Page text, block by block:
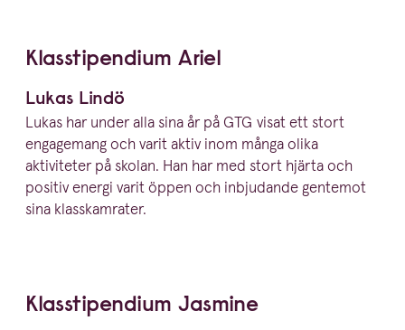
Klassti­pendium Ariel
Lukas Lindö
Lukas har under alla sina år på GTG visat ett stort
engagemang och varit aktiv inom många olika
aktiviteter på skolan. Han har med stort hjärta och
positiv energi varit öppen och inbjudande gentemot
sina klasskamrater.
Klassti­pendium Jasmine